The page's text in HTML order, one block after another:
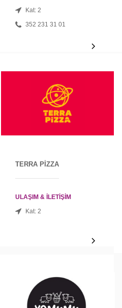
Kat: 2
352 231 31 01
TERRA PİZZA
ULAŞIM & İLETİŞİM
Kat: 2